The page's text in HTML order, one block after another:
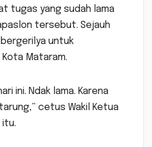
tugas yang sudah lama
tersebut. Sejauh
bergerilya untuk
Mataram.
ini. Ndak lama. Karena
cetus Wakil Ketua
itu.